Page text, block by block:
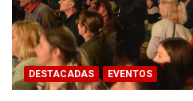
DESTACADAS EVENTOS